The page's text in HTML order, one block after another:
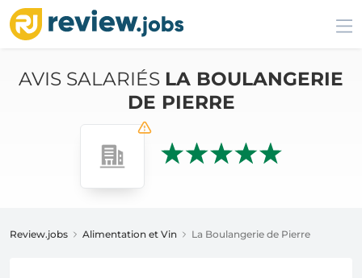
AVIS SALARIÉS LA BOULANGERIE
DE PIERRE
Review.jobs Alimentation et Vin La Boulangerie de Pierre